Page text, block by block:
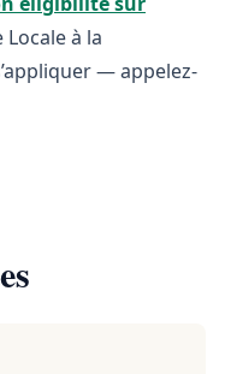
Locale à la
— appelez-